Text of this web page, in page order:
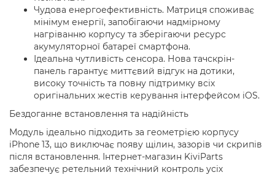
Чудова енергоефективність. Матриця споживає
мінімум енергії, запобігаючи надмірному
нагріванню корпусу та зберігаючи ресурс
акумуляторної батареї смартфона.
Ідеальна чутливість сенсора. Нова тачскрін-
панель гарантує миттєвий відгук на дотики,
високу точність та повну підтримку всіх
оригінальних жестів керування інтерфейсом iOS.
Бездоганне встановлення та надійність
Модуль ідеально підходить за геометрією корпусу
iPhone 13, що виключає появу щілин, зазорів чи скрипів
після встановлення. Інтернет-магазин KiviParts
забезпечує ретельний технічний контроль усіх